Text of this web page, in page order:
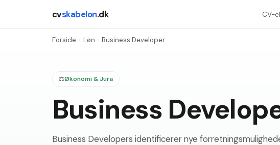
cvskabelon.dk CV-
Forside › Løn › Business Developer
⚖️Økonomi & Jura
Business
Business Developers identificerer nye